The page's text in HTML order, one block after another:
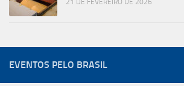
EVENTOS PELO BRASIL